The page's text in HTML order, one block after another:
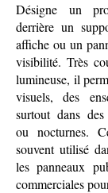
Désigne un
derrière un
affiche ou un
visibilité. Très
lumineuse, il
visuels, des
surtout dans des
ou nocturnes.
souvent utilisé
les panneaux
commerciales